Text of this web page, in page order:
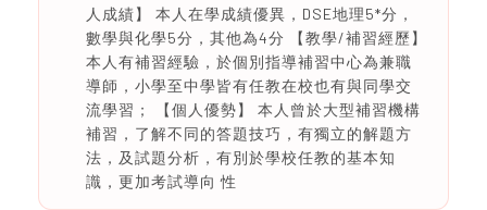
人成績】 本人在學成績優異，DSE地理5*分，
數學與化學5分，其他為4分 【教學/補習經歷】
本人有補習經驗，於個別指導補習中心為兼職
導師，小學至中學皆有任教在校也有與同學交
流學習； 【個人優勢】 本人曾於大型補習機構
補習，了解不同的答題技巧，有獨立的解題方
法，及試題分析，有別於學校任教的基本知
識，更加考試導向 性